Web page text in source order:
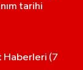
tarihi
Haberleri (7